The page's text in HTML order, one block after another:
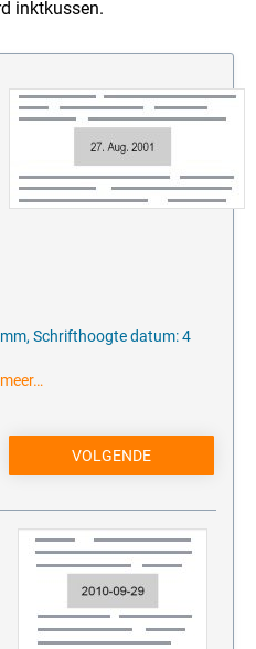
in Frans
inktkussen.
Schrifthoogte datum: 4
meer…